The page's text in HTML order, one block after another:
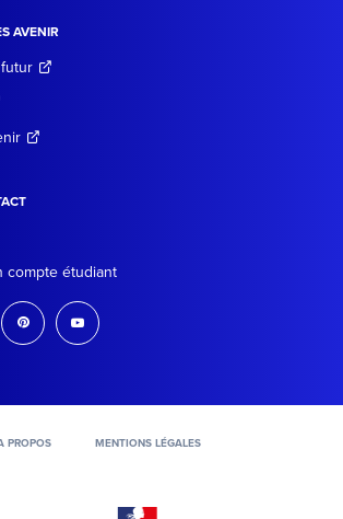
AVENIR
compte étudiant
pinterest youtube
PROPOS MENTIONS LÉGALES